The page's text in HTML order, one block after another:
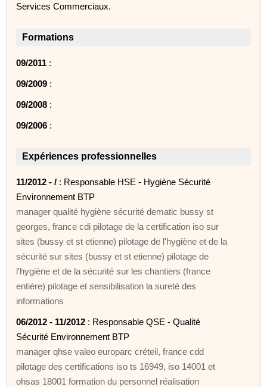
Services Commerciaux.
Formations
09/2011 :
09/2009 :
09/2008 :
09/2006 :
Expériences professionnelles
11/2012 - / : Responsable HSE - Hygiène Sécurité
Environnement BTP
manager qualité hygiène sécurité dematic bussy st
georges, france cdi pilotage de la certification iso sur
sites (bussy et st etienne) pilotage de l'hygiène et de la
sécurité sur sites (bussy et st etienne) pilotage de
l'hygiène et de la sécurité sur les chantiers (france
entière) pilotage et sensibilisation la sureté des
informations
06/2012 - 11/2012 : Responsable QSE - Qualité
Sécurité Environnement BTP
manager qhse valeo europarc créteil, france cdd
pilotage des certifications iso ts 16949, iso 14001 et
ohsas 18001 formation du personnel réalisation